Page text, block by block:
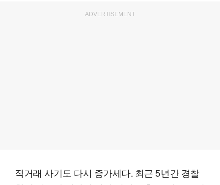
ADVERTISEMENT
직거래 사기도 다시 증가세다. 최근 5년간 경찰